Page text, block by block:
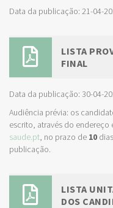
Data da publicação: 21-04-
LISTA
FINAL
Data da publicação: 30-04-
Audiência prévia: os
escrito, através do endereço
saude.pt, no prazo de 10
publicação.
LISTA
DOS